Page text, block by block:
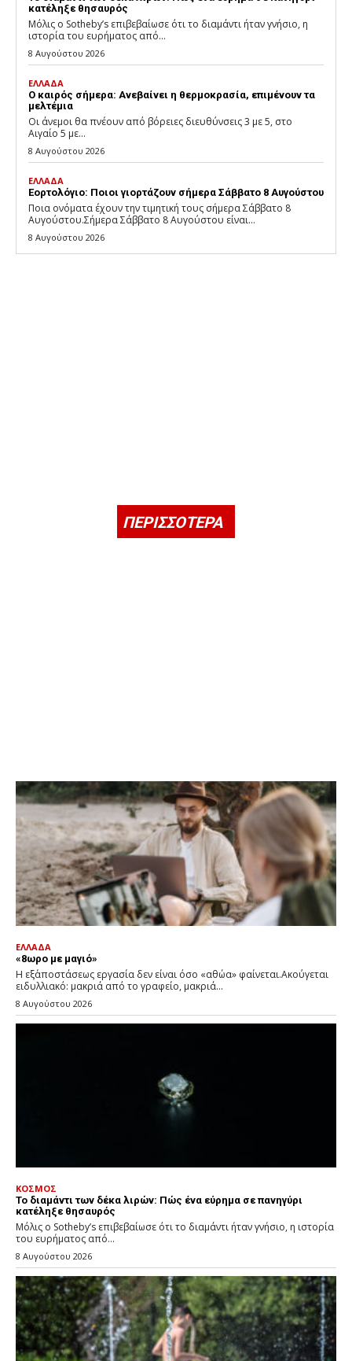
κατέληξε θησαυρός
Μόλις ο Sotheby’s επιβεβαίωσε ότι το διαμάντι ήταν γνήσιο, η
ιστορία του ευρήματος από...
8 Αυγούστου 2026
ΕΛΛΑΔΑ
Ο καιρός σήμερα: Ανεβαίνει η θερμοκρασία, επιμένουν τα
μελτέμια
Οι άνεμοι θα πνέουν από βόρειες διευθύνσεις 3 με 5, στο
Αιγαίο 5 με...
8 Αυγούστου 2026
ΕΛΛΑΔΑ
Εορτολόγιο: Ποιοι γιορτάζουν σήμερα Σάββατο 8 Αυγούστου
Ποια ονόματα έχουν την τιμητική τους σήμερα Σάββατο 8
Αυγούστου.Σήμερα Σάββατο 8 Αυγούστου είναι...
8 Αυγούστου 2026
ΠΕΡΙΣΣΟΤΕΡΑ
ΕΛΛΑΔΑ
«8ωρο με μαγιό»
Η εξ΄αποστάσεως εργασία δεν είναι όσο «αθώα» φαίνεται.Ακούγεται
ειδυλλιακό: μακριά από το γραφείο, μακριά...
8 Αυγούστου 2026
ΚΟΣΜΟΣ
Το διαμάντι των δέκα λιρών: Πώς ένα εύρημα σε πανηγύρι
κατέληξε θησαυρός
Μόλις ο Sotheby’s επιβεβαίωσε ότι το διαμάντι ήταν γνήσιο, η ιστορία
του ευρήματος από...
8 Αυγούστου 2026